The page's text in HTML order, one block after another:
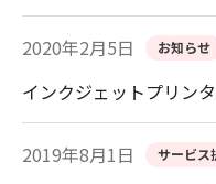
2020年2月5日 お知らせ
インクジェットプリン
2019年8月1日 サービス